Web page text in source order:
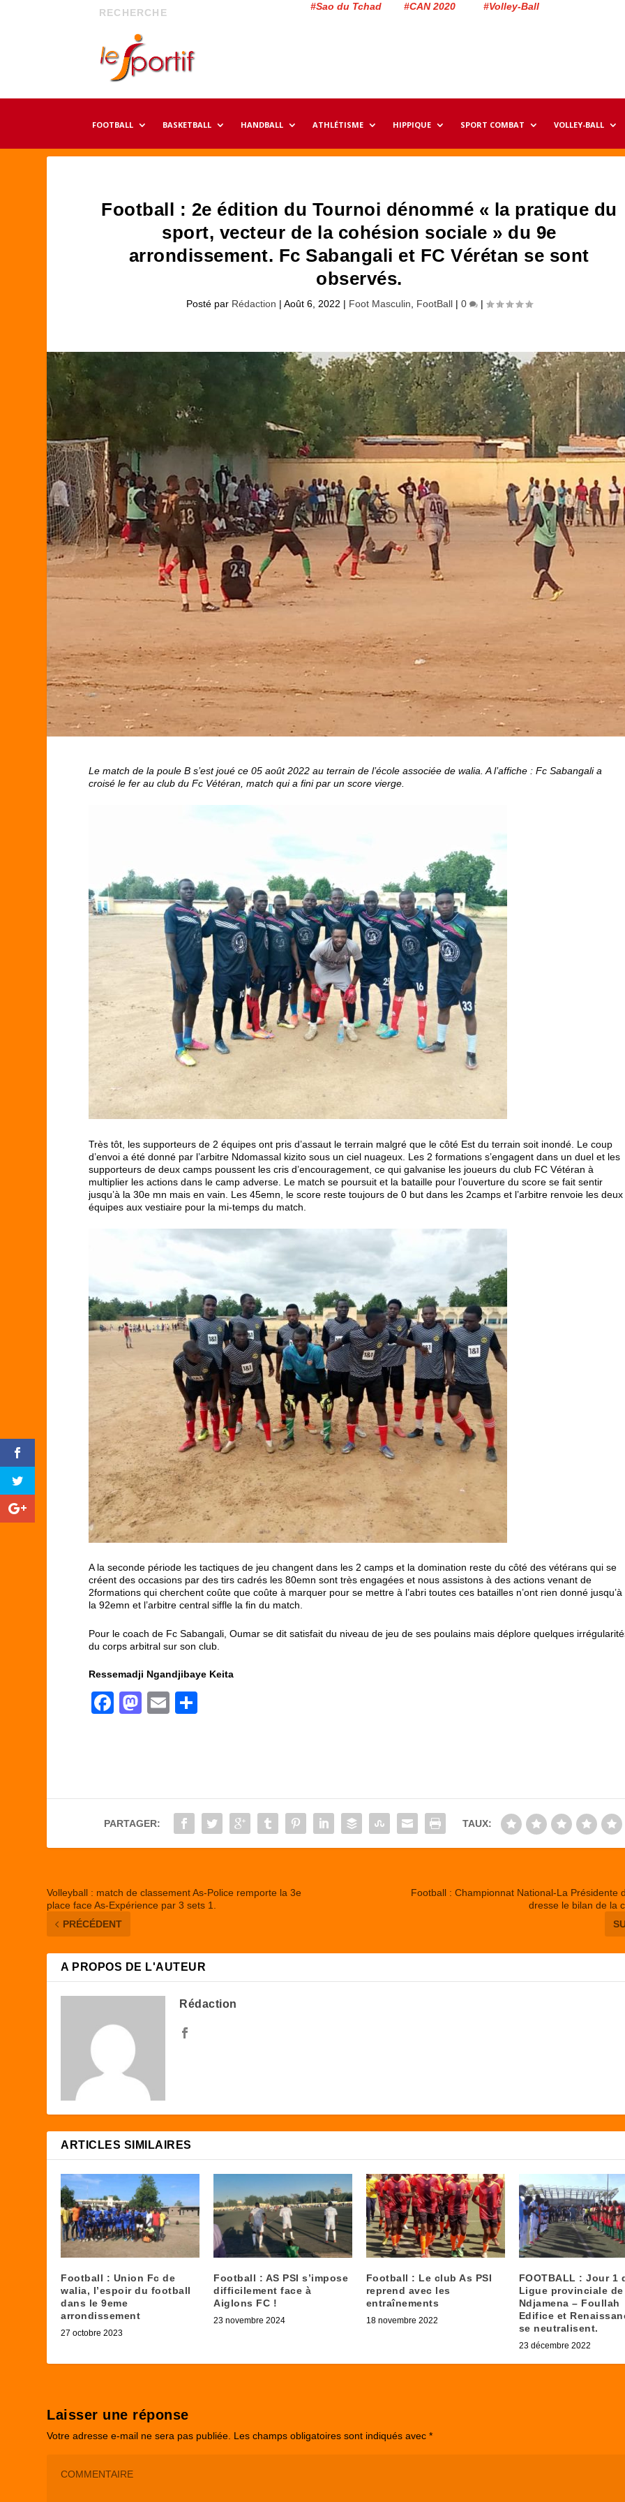
#Sao du Tchad #CAN 2020 #Volley-Ball
FOOTBALL BASKETBALL HANDBALL ATHLÉTISME HIPPIQUE SPORT COMBAT VOLLEY-BALL
Football : 2e édition du Tournoi dénommé « la pratique du
sport, vecteur de la cohésion sociale » du 9e
arrondissement. Fc Sabangali et FC Vérétan se sont
observés.
Posté par Rédaction | Août 6, 2022 | Foot Masculin FootBall| 0 |
Le match de la poule B s’est joué ce 05 août 2022 au terrain de l’école associée de walia. A l’affiche : Fc Sabangali a
croisé le fer au club du Fc Vétéran, match qui a fini par un score vierge.
Très tôt, les supporteurs de 2 équipes ont pris d’assaut le terrain malgré que le côté Est du terrain soit inondé. Le coup
d’envoi a été donné par l’arbitre Ndomassal kizito sous un ciel nuageux. Les 2 formations s’engagent dans un duel et les
supporteurs de deux camps poussent les cris d’encouragement, ce qui galvanise les joueurs du club FC Vétéran à
multiplier les actions dans le camp adverse. Le match se poursuit et la bataille pour l’ouverture du score se fait sentir
jusqu’à la 30e mn mais en vain. Les 45emn, le score reste toujours de 0 but dans les 2camps et l’arbitre renvoie les deux
équipes aux vestiaire pour la mi-temps du match.
A la seconde période les tactiques de jeu changent dans les 2 camps et la domination reste du côté des vétérans qui se
créent des occasions par des tirs cadrés les 80emn sont très engagées et nous assistons à des actions venant de
2formations qui cherchent coûte que coûte à marquer pour se mettre à l’abri toutes ces batailles n’ont rien donné jusqu’à
la 92emn et l’arbitre central siffle la fin du match.
Pour le coach de Fc Sabangali, Oumar se dit satisfait du niveau de jeu de ses poulains mais déplore quelques
du corps arbitral sur son club.
Ressemadji Ngandjibaye Keita
F
b
o
M
d
o
E
er
PARTAGER: TAUX:
Volleyball : match de classement As-Police remporte la 3e
place face As-Expérience par 3 sets 1.
PRÉCÉDENT
Football : Championnat National-La Présidente
dresse le bilan de la
A PROPOS DE L'AUTEUR
Rédaction
ARTICLES SIMILAIRES
Football : Union Fc de
walia, l’espoir du football
dans le 9eme
arrondissement
27 octobre 2023
Football : AS PSI s’impose
difficilement face à
Aiglons FC !
23 novembre 2024
Football : Le club As PSI
reprend avec les
entraînements
18 novembre 2022
FOOTBALL : Jour 1
Ligue provinciale de
Ndjamena – Foullah
Edifice et
se neutralisent.
23 décembre 2022
Laisser une réponse
Votre adresse e-mail ne sera pas publiée. Les champs obligatoires sont indiqués avec*